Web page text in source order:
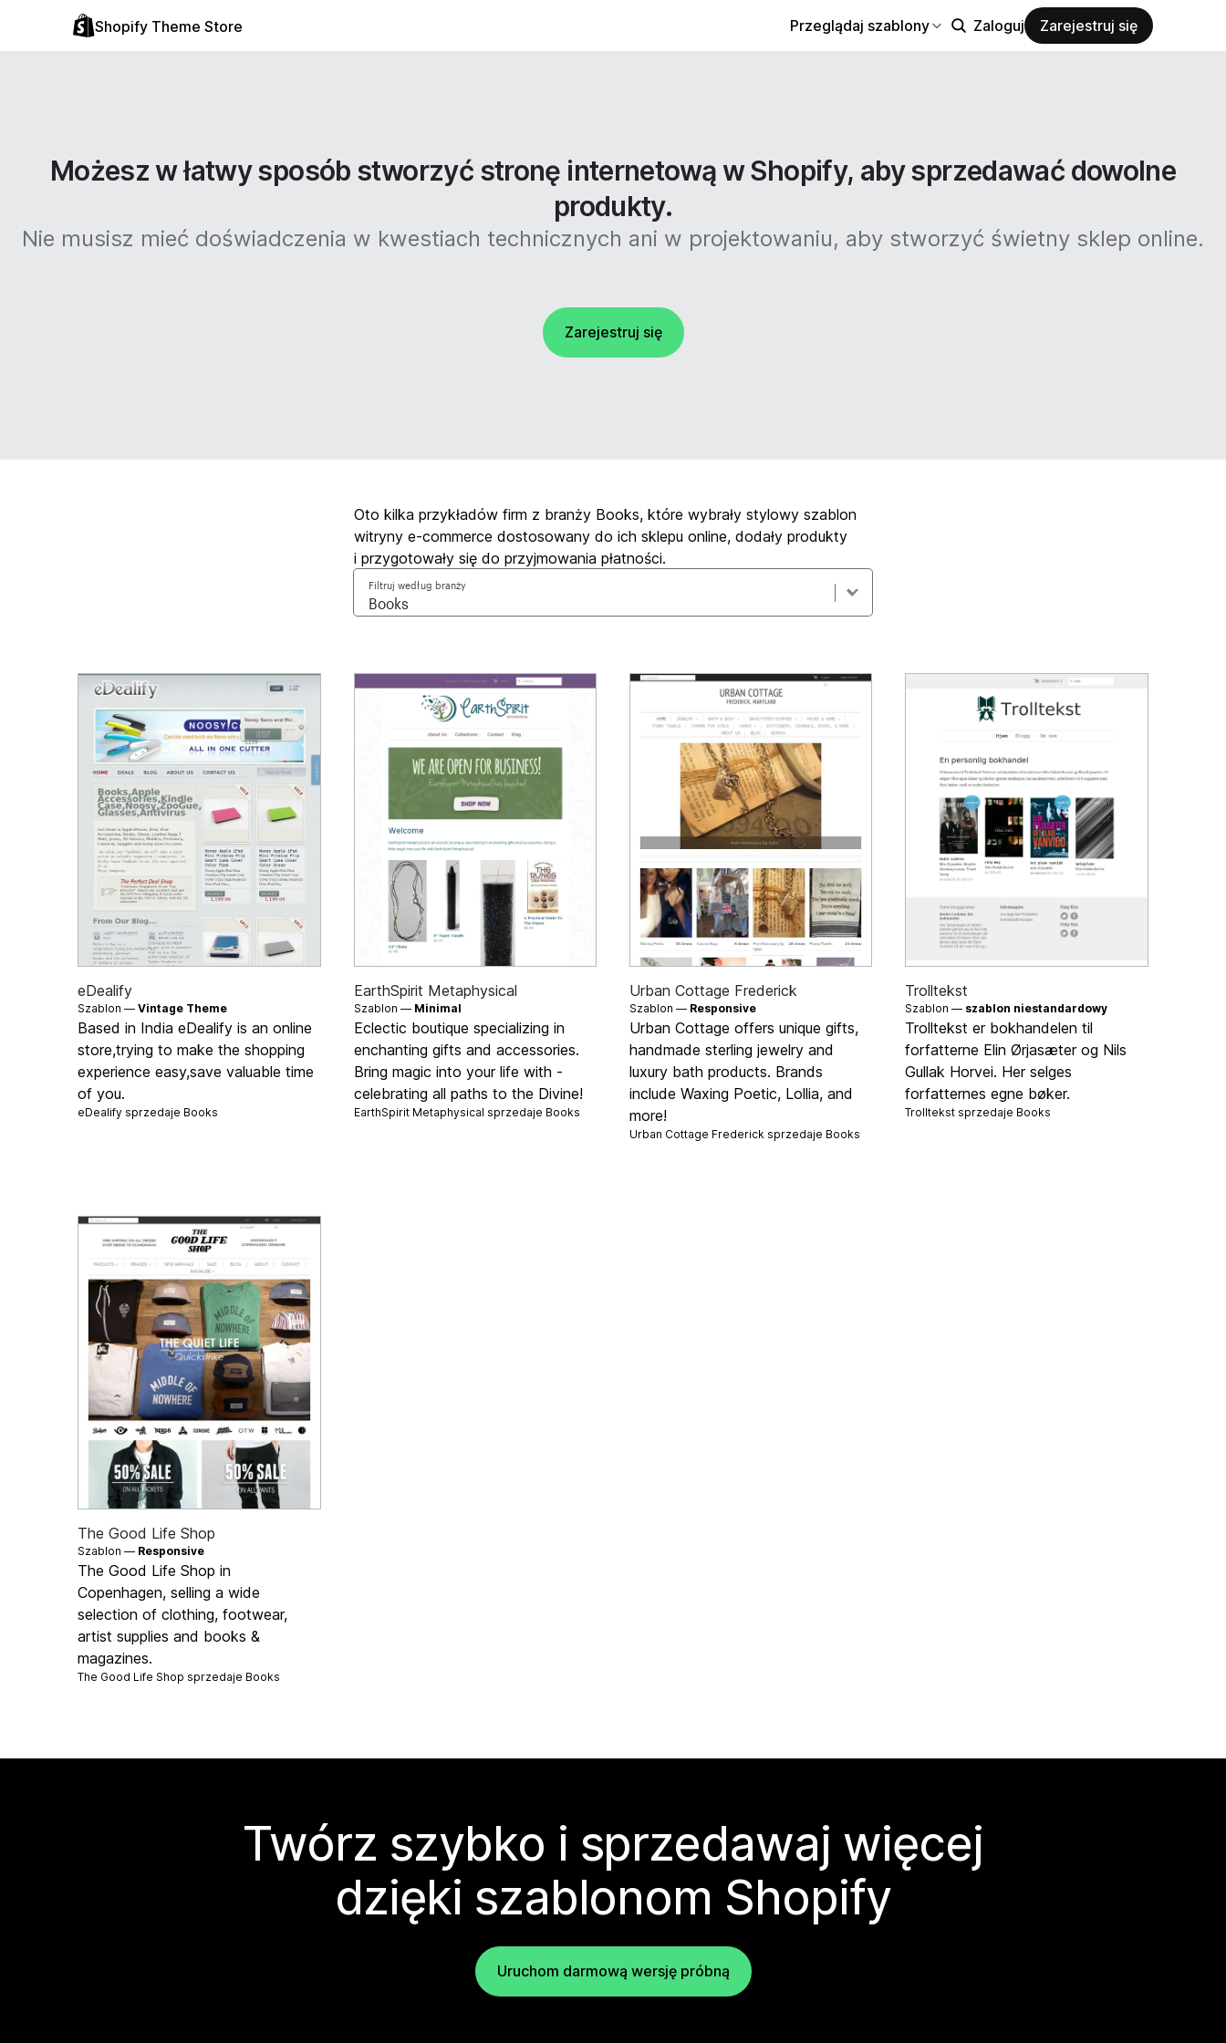
Shopify Theme Store Przeglądaj szablony Zaloguj Zarejestruj się
Możesz w łatwy sposób stworzyć stronę internetową w Shopify, aby sprzedawać dowolne
produkty.
Nie musisz mieć doświadczenia w kwestiach technicznych ani w projektowaniu, aby stworzyć świetny sklep online.
Zarejestruj się
Oto kilka przykładów firm z branży Books, które wybrały stylowy szablon
witryny e-commerce dostosowany do ich sklepu online, dodały produkty
i przygotowały się do przyjmowania płatności.
Filtruj według branży
eDealify
Szablon —Vintage Theme
Based in India eDealify is an online
store,trying to make the shopping
experience easy,save valuable time
of you.
eDealify sprzedaje Books
EarthSpirit Metaphysical
Szablon — Minimal
Eclectic boutique specializing in
enchanting gifts and accessories.
Bring magic into your life with -
celebrating all paths to the Divine!
EarthSpirit Metaphysical sprzedaje Books
Urban Cottage Frederick
Szablon — Responsive
Urban Cottage offers unique gifts,
handmade sterling jewelry and
luxury bath products. Brands
include Waxing Poetic, Lollia, and
more!
Urban Cottage Frederick sprzedaje Books
Trolltekst
Szablon — szablon niestandardowy
Trolltekst er bokhandelen til
forfatterne Elin Ørjasæter og Nils
Gullak Horvei. Her selges
forfatternes egne bøker.
Trolltekst sprzedaje Books
The Good Life Shop
Szablon — Responsive
The Good Life Shop in
Copenhagen, selling a wide
selection of clothing, footwear,
artist supplies and books &
magazines.
The Good Life Shop sprzedaje Books
Twórz szybko i sprzedawaj więcej
dzięki szablonom Shopify
Uruchom darmową wersję próbną